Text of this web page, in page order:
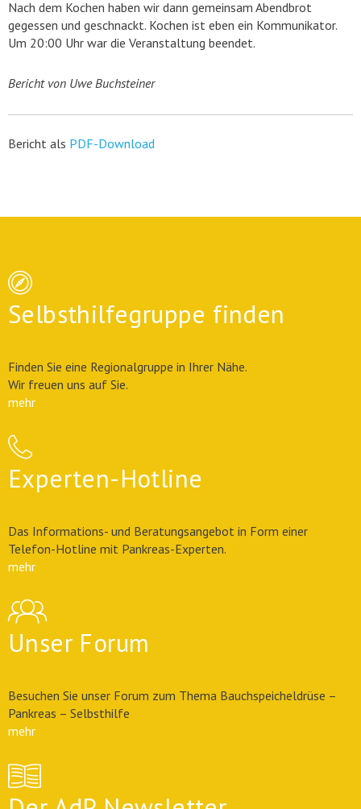
Nach dem Kochen haben wir dann gemeinsam Abendbrot
gegessen und geschnackt. Kochen ist eben ein Kommunikator.
Um 20:00 Uhr war die Veranstaltung beendet.
Bericht von Uwe Buchsteiner
Bericht als PDF-Download
Selbsthilfegruppe finden
Finden Sie eine Regionalgruppe in Ihrer Nähe.
Wir freuen uns auf Sie.
mehr
Experten-Hotline
Das Informations- und Beratungsangebot in Form einer
Telefon-Hotline mit Pankreas-Experten.
mehr
Unser Forum
Besuchen Sie unser Forum zum Thema Bauchspeicheldrüse –
Pankreas – Selbsthilfe
mehr